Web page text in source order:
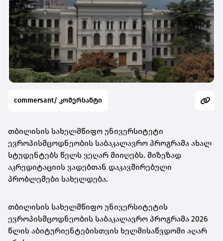
commersant/ კომერსანტი
თბილისის სახელმწიფო უნივერსიტეტი
ევროპისმცოდნეობის საბაკალავრო პროგრამა ახალ
სტუდენტებს წელს ვეღარ მიიღებს. მიზეზად
აკრედიტაციის ვადებთან დაკავშირებული
პრობლემები სახელდება.
თბილისის სახელმწიფო უნივერსიტეტის
ევროპისმცოდნეობის საბაკალავრო პროგრამა 2026
წლის აბიტურიენტებისთვის ხელმისაწვდომი აღარ